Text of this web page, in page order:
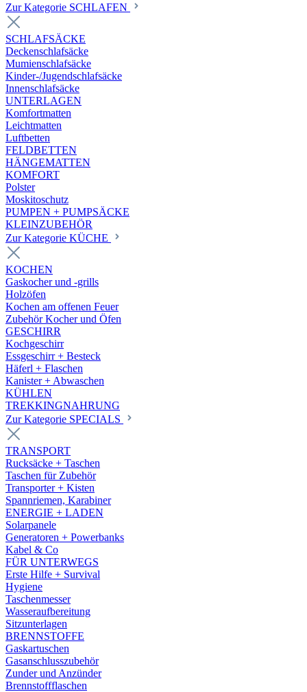
Zur Kategorie SCHLAFEN
SCHLAFSÄCKE
Deckenschlafsäcke
Mumienschlafsäcke
Kinder-/Jugendschlafsäcke
Innenschlafsäcke
UNTERLAGEN
Komfortmatten
Leichtmatten
Luftbetten
FELDBETTEN
HÄNGEMATTEN
KOMFORT
Polster
Moskitoschutz
PUMPEN + PUMPSÄCKE
KLEINZUBEHÖR
Zur Kategorie KÜCHE
KOCHEN
Gaskocher und -grills
Holzöfen
Kochen am offenen Feuer
Zubehör Kocher und Öfen
GESCHIRR
Kochgeschirr
Essgeschirr + Besteck
Häferl + Flaschen
Kanister + Abwaschen
KÜHLEN
TREKKINGNAHRUNG
Zur Kategorie SPECIALS
TRANSPORT
Rucksäcke + Taschen
Taschen für Zubehör
Transporter + Kisten
Spannriemen, Karabiner
ENERGIE + LADEN
Solarpanele
Generatoren + Powerbanks
Kabel & Co
FÜR UNTERWEGS
Erste Hilfe + Survival
Hygiene
Taschenmesser
Wasseraufbereitung
Sitzunterlagen
BRENNSTOFFE
Gaskartuschen
Gasanschlusszubehör
Zunder und Anzünder
Brennstoffflaschen